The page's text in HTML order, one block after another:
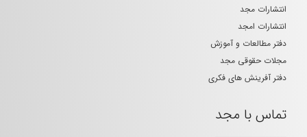
انتشارات مجد
انتشارات امجد
دفتر مطالعات و آموزش
مجلات حقوقی مجد
دفتر آفرینش های فکری
تماس با مجد